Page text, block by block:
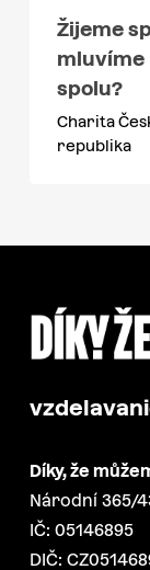
Žijeme
mluvíme
spolu?
Charita
republika
Díky, že
Národní 365/
IČ: 05146895
DIČ: